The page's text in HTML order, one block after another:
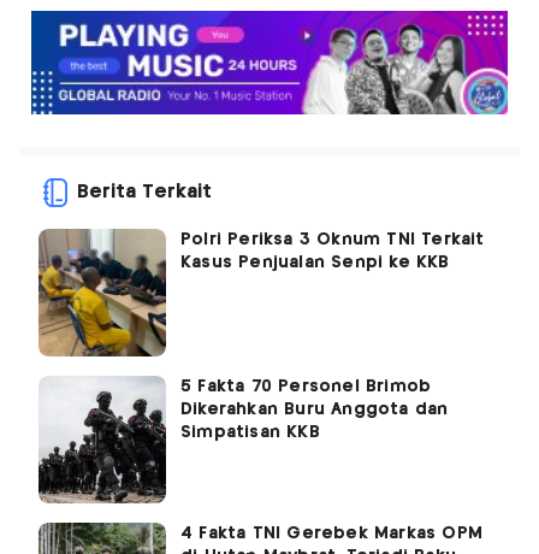
Berita Terkait
Polri Periksa 3 Oknum TNI Terkait
Kasus Penjualan Senpi ke KKB
5 Fakta 70 Personel Brimob
Dikerahkan Buru Anggota dan
Simpatisan KKB
4 Fakta TNI Gerebek Markas OPM